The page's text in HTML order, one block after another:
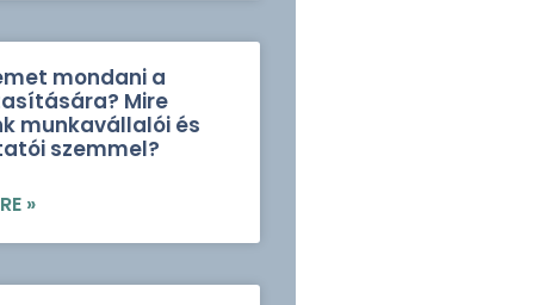
mondani a
Mire
munkavállalói és
szemmel?
»